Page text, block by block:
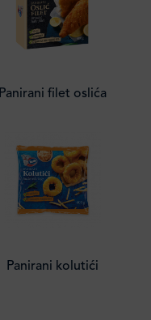
Panirani filet oslića
Panirani kolutići